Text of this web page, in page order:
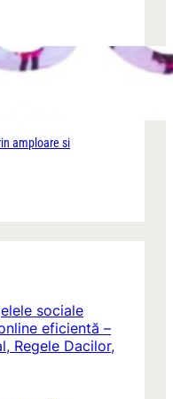
amploare si
sociale
eficientă –
Regele Dacilor,